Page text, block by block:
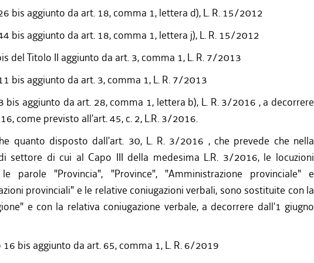
al 31/12/2017
al 26/07/2017
al 31/03/2017
2016 al 31/12/2016
al 31/05/2016
al 31/03/2016
al 16/03/2016
al 31/03/2015
al 28/01/2015
al 31/03/2014
al 07/08/2013
al 31/03/2013
al 16/08/2012
al 31/03/2012
bis aggiunto da art. 18, comma 1, lettera d), L. R. 15/2012
bis aggiunto da art. 18, comma 1, lettera j), L. R. 15/2012
del Titolo II aggiunto da art. 3, comma 1, L. R. 7/2013
bis aggiunto da art. 3, comma 1, L. R. 7/2013
bis aggiunto da art. 28, comma 1, lettera b), L. R. 3/2016 , a decorrere
come previsto all'art. 45, c. 2, L.R. 3/2016.
quanto disposto dall'art. 30, L. R. 3/2016 , che prevede che nella
settore di cui al Capo III della medesima L.R. 3/2016, le locuzioni
parole "Provincia", "Province", "Amministrazione provinciale" e
provinciali" e le relative coniugazioni verbali, sono sostituite con la
e con la relativa coniugazione verbale, a decorrere dall'1 giugno
bis aggiunto da art. 65, comma 1, L. R. 6/2019